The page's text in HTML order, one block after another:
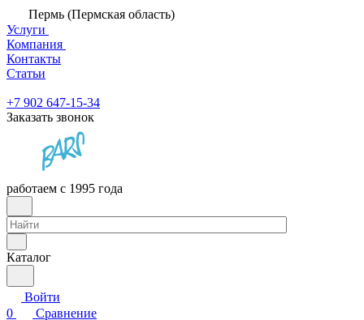
Пермь (Пермская область)
Услуги
Компания
Контакты
Статьи
+7 902 647-15-34
Заказать звонок
работаем с 1995 года
Каталог
Войти
0
Сравнение